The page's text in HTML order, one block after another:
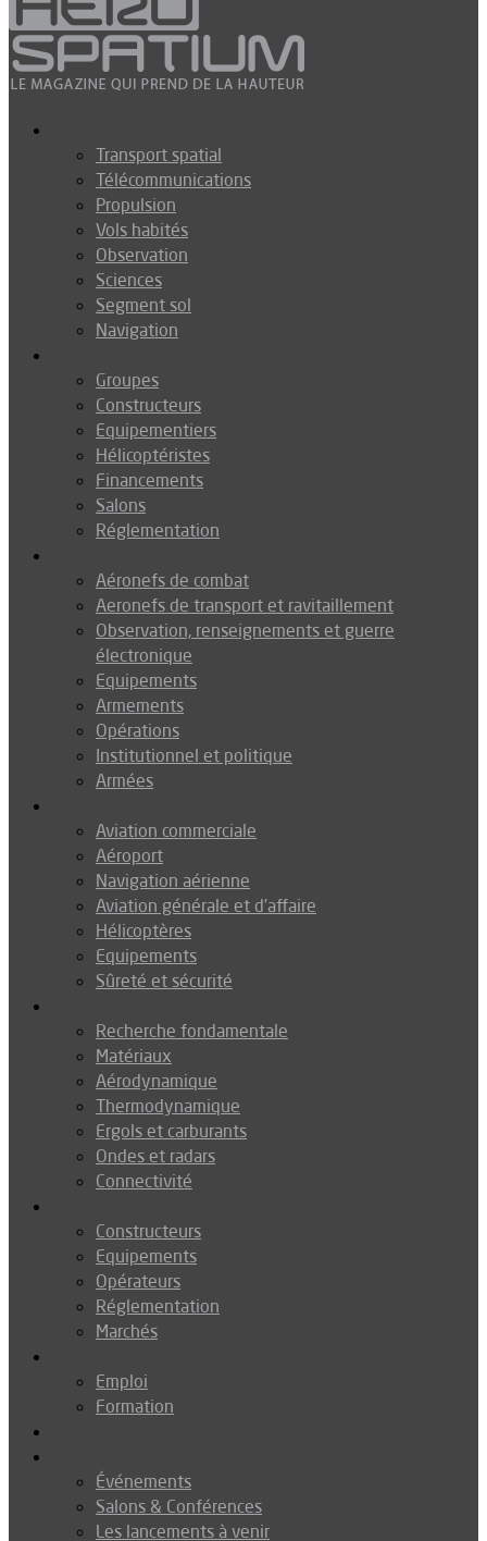
Transport spatial
Télécommunications
Propulsion
Vols habités
Observation
Sciences
Segment sol
Navigation
Groupes
Constructeurs
Equipementiers
Hélicoptéristes
Financements
Salons
Réglementation
Aéronefs de combat
Aeronefs de transport et ravitaillement
Observation, renseignements et guerre
électronique
Equipements
Armements
Opérations
Institutionnel et politique
Armées
Aviation commerciale
Aéroport
Navigation aérienne
Aviation générale et d’affaire
Hélicoptères
Equipements
Sûreté et sécurité
Recherche fondamentale
Matériaux
Aérodynamique
Thermodynamique
Ergols et carburants
Ondes et radars
Connectivité
Constructeurs
Equipements
Opérateurs
Réglementation
Marchés
Emploi
Formation
Événements
Salons & Conférences
Les lancements à venir